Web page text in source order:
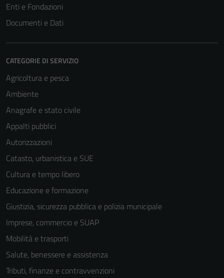
Enti e Fondazioni
Documenti e Dati
CATEGORIE DI SERVIZIO
Agricoltura e pesca
Ambiente
Anagrafe e stato civile
Appalti pubblici
Autorizzazioni
Catasto, urbanistica e SUE
Cultura e tempo libero
Educazione e formazione
Giustizia, sicurezza pubblica e polizia municipale
Imprese, commercio e SUAP
Mobilità e trasporti
Salute, benessere e assistenza
Tributi, finanze e contravvenzioni